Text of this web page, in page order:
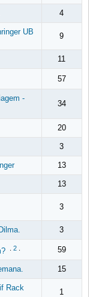
4
UB
9
11
57
-
34
20
3
13
13
3
3
2. 59
15
Rack
1